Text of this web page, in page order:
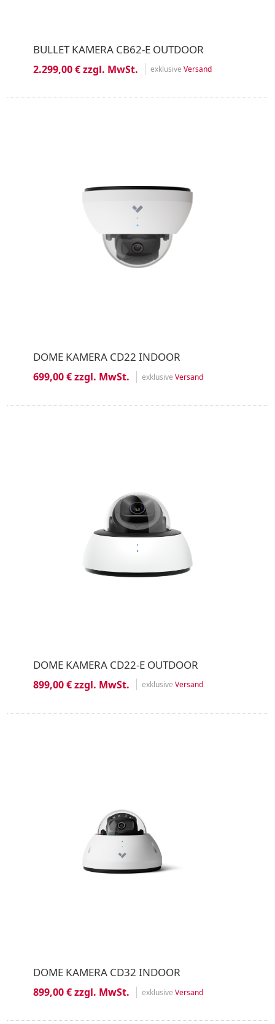
BULLET KAMERA CB62-E OUTDOOR
2.299,00 € zzgl. MwSt. exklusive Versand
DOME KAMERA CD22 INDOOR
699,00 € zzgl. MwSt. exklusive Versand
DOME KAMERA CD22-E OUTDOOR
899,00 € zzgl. MwSt. exklusive Versand
DOME KAMERA CD32 INDOOR
899,00 € zzgl. MwSt. exklusive Versand